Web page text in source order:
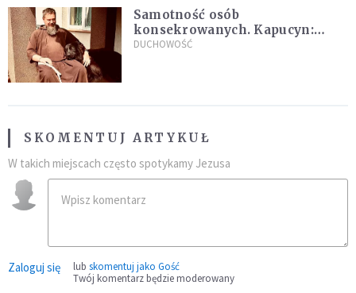
Samotność osób
konsekrowanych. Kapucyn:
Życie w pojedynkę rzadko jest
DUCHOWOŚĆ
SKOMENTUJ ARTYKUŁ
W takich miejscach często spotykamy Jezusa
Zaloguj się lub skomentuj jako Gość
Twój komentarz będzie moderowany